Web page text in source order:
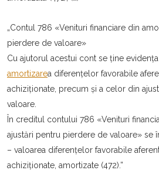
„Contul 786 «Venituri financiare din
pierdere de valoare»
Cu ajutorul acestui cont se ține
amortizarea diferențelor favora­bile
achiziționate, precum și a celor din
valoare.
În creditul contului 786 «Venituri
ajustări pentru pierdere de valoare» se
– valoarea diferențelor favorabile
achiziționate, amor­tizate (472).”